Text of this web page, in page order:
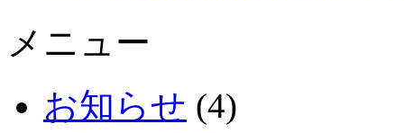
メニュー
お知らせ (4)